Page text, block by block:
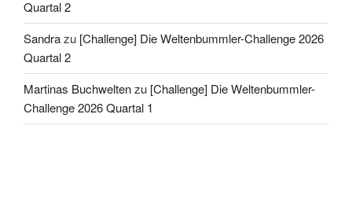
Quartal 2
Sandrazu [Challenge] Die Weltenbummler-Challenge 2026
Quartal 2
Martinas Buchweltenzu [Challenge] Die Weltenbummler-
Challenge 2026 Quartal 1